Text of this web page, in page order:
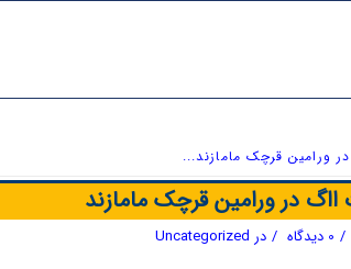
ورامین قرچک مامازند...
ااگ در ورامین قرچک مامازند
/ 0 دیدگاه / در Uncategorized